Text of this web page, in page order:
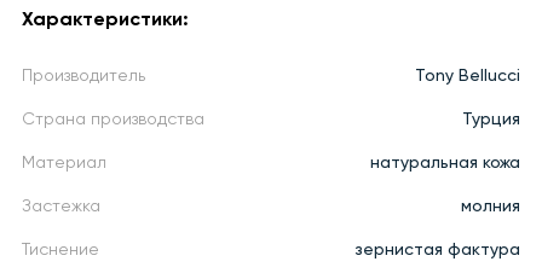
Характеристики:
Производитель Tony Bellucci
Страна производства Турция
Материал натуральная кожа
Застежка молния
Тиснение зернистая фактура